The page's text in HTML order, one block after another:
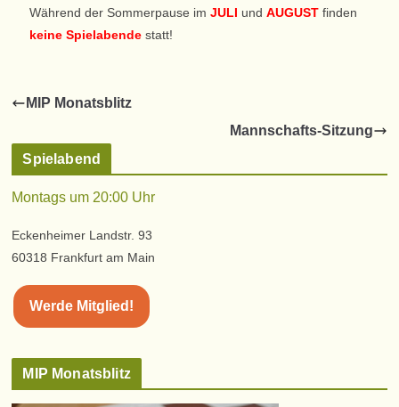
Während der Sommerpause imJULI undAUGUST finden
keine Spielabende statt!
MIP Monatsblitz
Mannschafts-Sitzung
Spielabend
Montags um 20:00 Uhr
Eckenheimer Landstr. 93
60318 Frankfurt am Main
Werde Mitglied!
MIP Monatsblitz